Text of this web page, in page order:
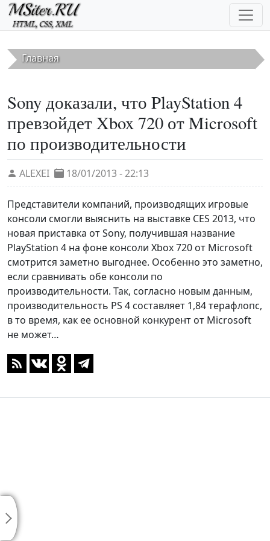
Перейти к основному содержанию
Главная
Sony доказали, что PlayStation 4
превзойдет Xbox 720 от Microsoft
по производительности
ALEXEI 18/01/2013 - 22:13
Представители компаний, производящих игровые
консоли смогли выяснить на выставке CES 2013, что
новая приставка от Sony, получившая название
PlayStation 4 на фоне консоли Xbox 720 от Microsoft
смотрится заметно выгоднее. Особенно это заметно,
если сравнивать обе консоли по
производительности. Так, согласно новым данным,
производительность PS 4 составляет 1,84 терафлопс,
в то время, как ее основной конкурент от Microsoft
не может…